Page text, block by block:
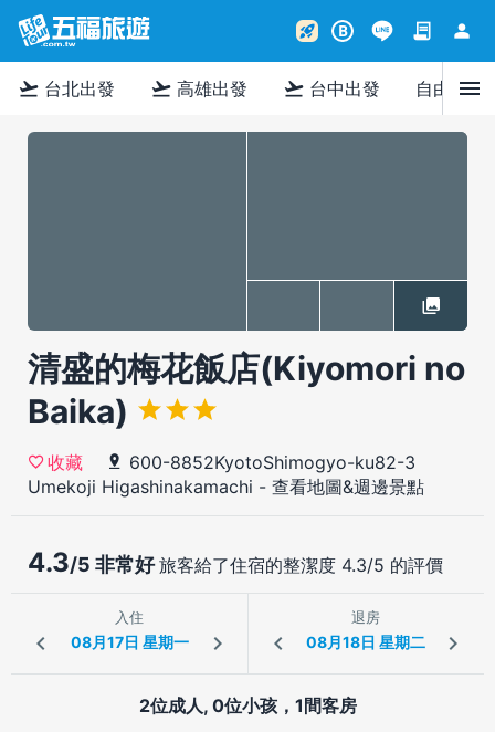
rocket_launch B contract person
flight_takeoff 台北出發 flight_takeoff 高雄出發 flight_takeoff 台中出發 自由行menu
清盛的梅花飯店(Kiyomori no
Baika)
收藏
600-8852KyotoShimogyo-ku82-3
Umekoji Higashinakamachi - 查看地圖&週邊景點
4.3/5 非常好旅客給了住宿的整潔度 4.3/5 的評價
入住 退房
2位成人, 0位小孩，1間客房